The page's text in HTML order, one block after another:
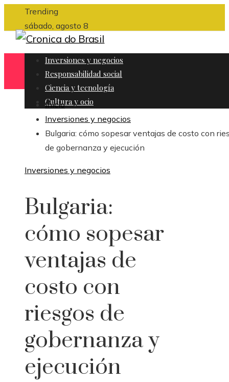
Trending
sábado, agosto 8
Inversiones y negocios
Responsabilidad social
Ciencia y tecnología
Cultura y ocio
Inicio
Inversiones y negocios
Bulgaria: cómo sopesar ventajas de costo con
de gobernanza y ejecución
Inversiones y negocios
Bulgaria:
cómo sopesar
ventajas de
costo con
riesgos de
gobernanza y
ejecución